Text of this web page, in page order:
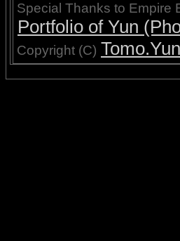
Special Thanks to Empire
Portfolio of Yun
Copyright (C) Tomo.Yun